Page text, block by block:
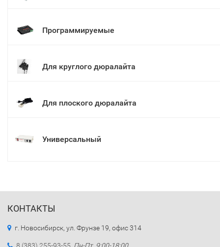
Программируемые
Для круглого дюралайта
Для плоского дюралайта
Универсальный
КОНТАКТЫ
г. Новосибирск, ул. Фрунзе 19, офис 314